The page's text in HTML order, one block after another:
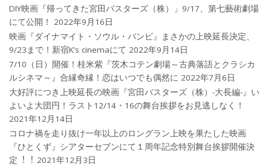
DIY映画『帰ってきた宮田バスターズ（株）」9/17、第七藝術劇場
にて公開！
2022年9月16日
映画『ダイナマイト・ソウル・バンビ』まさかの上映延長決定、
9/23まで！新宿K’s cinemaにて 2022年9月14日
7/10（日）開催！桂米紫『茨木コテン劇場～古典落語とクラシカ
ルシネマ～』合縁奇縁！恋はいつでも偶然に 2022年7月6日
大好評につき上映延長の映画『宮田バスターズ（株）-大長編-』い
よいよ大団円！ラスト12/14・16の舞台挨拶をお見逃しなく！
2021年12月14日
コロナ禍を⾛り抜け⼀年以上のロングラン上映を果たした映画
『ひとくず』シアターセブンにて１周年記念特別舞台挨拶開催決
定︕︕ 2021年12月3日